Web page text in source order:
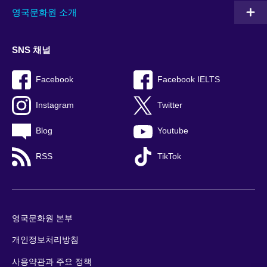
영국문화원 소개
SNS 채널
Facebook Facebook IELTS
Instagram Twitter
Blog Youtube
RSS TikTok
영국문화원 본부
개인정보처리방침
사용약관과 주요 정책